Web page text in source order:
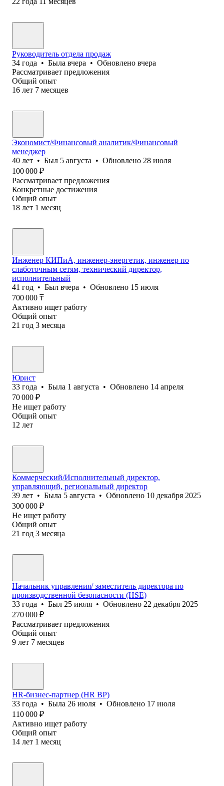
Руководитель отдела продаж
34 года • Была вчера • Обновлено вчера
Рассматривает предложения
Общий опыт
16 лет 7 месяцев
Экономист/Финансовый аналитик/Финансовый
менеджер
40 лет • Был 5 августа • Обновлено 28 июля
100 000 ₽
Рассматривает предложения
Конкретные достижения
Общий опыт
18 лет 1 месяц
Инженер КИПиА, инженер-энергетик, инженер по
слаботочным сетям, технический директор,
исполнительный
41 год • Был вчера • Обновлено 15 июля
700 000 ₸
Активно ищет работу
Общий опыт
21 год 3 месяца
Юрист
33 года • Была 1 августа • Обновлено 14 апреля
70 000 ₽
Не ищет работу
Общий опыт
12 лет
Коммерческий/Исполнительный директор,
управляющий, региональный директор
39 лет • Была 5 августа • Обновлено 10 декабря 2025
300 000 ₽
Не ищет работу
Общий опыт
21 год 3 месяца
Начальник управления/ заместитель директора по
производственной безопасности (HSE)
33 года • Был 25 июля • Обновлено 22 декабря 2025
270 000 ₽
Рассматривает предложения
Общий опыт
9 лет 7 месяцев
HR-бизнес-партнер (HR BP)
33 года • Была 26 июля • Обновлено 17 июля
110 000 ₽
Активно ищет работу
Общий опыт
14 лет 1 месяц